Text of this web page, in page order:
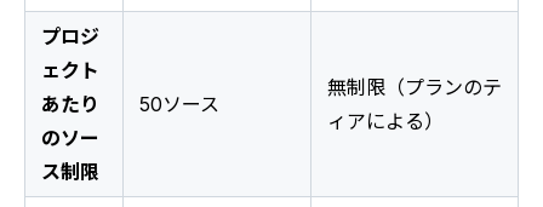
プロジ
ェクト
あたり
のソー
ス制限
50ソース
無制限（プランのテ
ィアによる）